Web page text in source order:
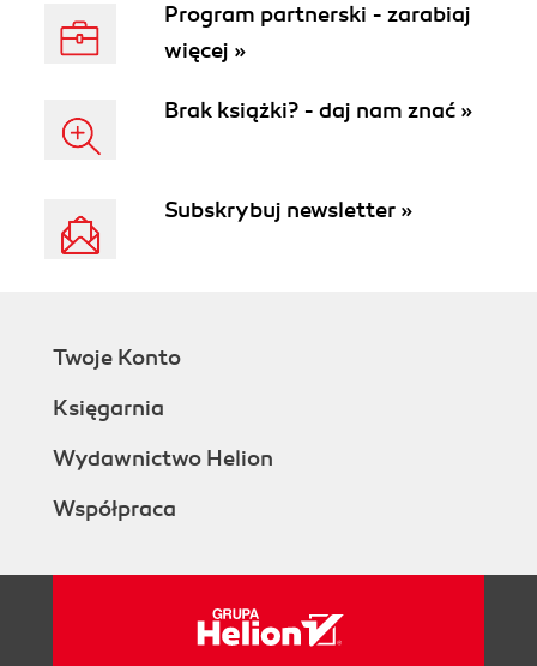
Program partnerski - zarabiaj
więcej »
Brak książki? - daj nam znać »
Subskrybuj newsletter »
Twoje Konto
Księgarnia
Wydawnictwo Helion
Współpraca